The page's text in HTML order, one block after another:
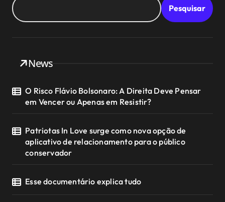
Pesquisar
News
O Risco Flávio Bolsonaro: A Direita Deve Pensar
em Vencer ou Apenas em Resistir?
Patriotas In Love surge como nova opção de
aplicativo de relacionamento para o público
conservador
Esse documentário explica tudo